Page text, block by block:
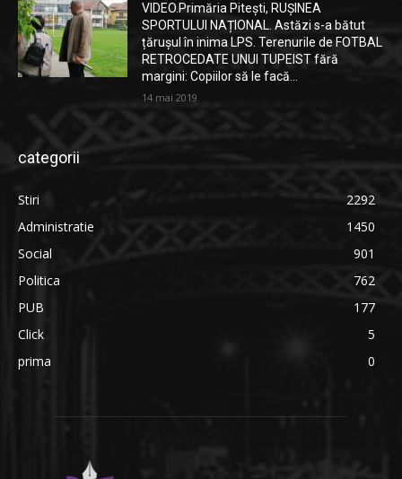
VIDEO.Primăria Pitești, RUȘINEA
SPORTULUI NAȚIONAL. Astăzi s-a bătut
țărușul în inima LPS. Terenurile de FOTBAL
RETROCEDATE UNUI TUPEIST fără
margini: Copiilor să le facă...
14 mai 2019
categorii
Stiri
2292
Administratie
1450
Social
901
Politica
762
PUB
177
Click
5
prima
0